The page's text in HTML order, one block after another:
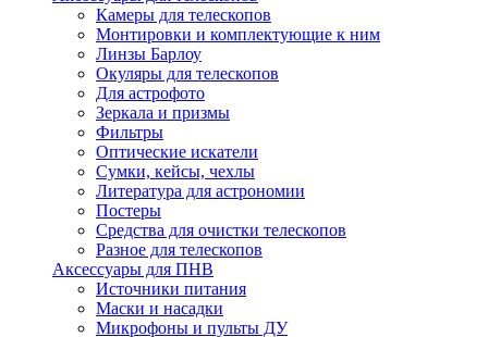
Камеры для телескопов
Монтировки и комплектующие к ним
Линзы Барлоу
Окуляры для телескопов
Для астрофото
Зеркала и призмы
Фильтры
Оптические искатели
Сумки, кейсы, чехлы
Литература для астрономии
Постеры
Средства для очистки телескопов
Разное для телескопов
Аксессуары для ПНВ
Источники питания
Маски и насадки
Микрофоны и пульты ДУ